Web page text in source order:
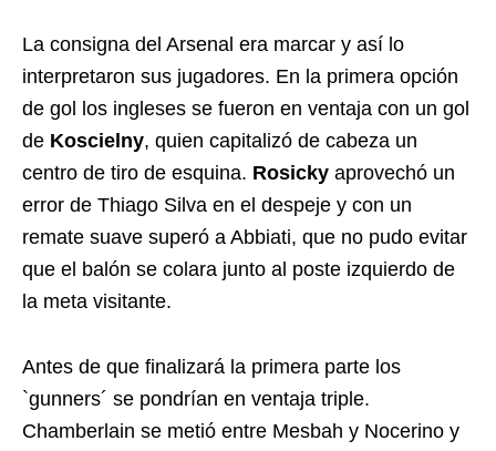
La consigna del Arsenal era marcar y así lo
interpretaron sus jugadores. En la primera opción
de gol los ingleses se fueron en ventaja con un gol
de Koscielny, quien capitalizó de cabeza un
centro de tiro de esquina. Rosicky aprovechó un
error de Thiago Silva en el despeje y con un
remate suave superó a Abbiati, que no pudo evitar
que el balón se colara junto al poste izquierdo de
la meta visitante.
Antes de que finalizará la primera parte los
`gunners´ se pondrían en ventaja triple.
Chamberlain se metió entre Mesbah y Nocerino y